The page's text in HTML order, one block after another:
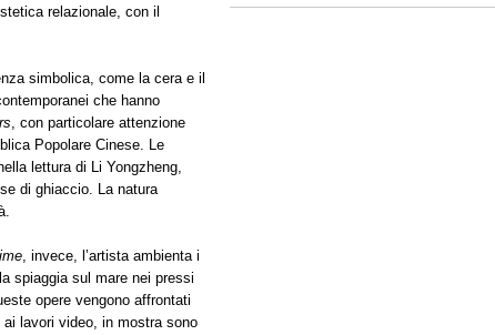
relazionale, con il
simbolica, come la cera e il
che hanno
, con particolare attenzione
Popolare Cinese. Le
lettura di Li Yongzheng,
di ghiaccio. La natura
, invece, l’artista ambienta i
spiaggia sul mare nei pressi
opere vengono affrontati
lavori video, in mostra sono